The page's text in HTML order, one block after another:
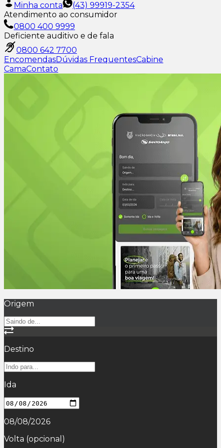
Minha conta
(43) 99919-2354
Atendimento ao consumidor
0800 400 9999
Deficiente auditivo e de fala
0800 642 7700
EncomendasDúvidas FrequentesCabine
CamaContato
Origem
Destino
Ida
08/08/2026
Volta (opcional)